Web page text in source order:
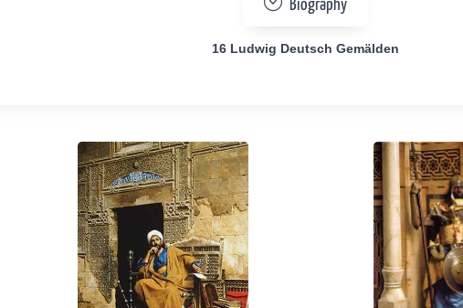
Biography
16 Ludwig Deutsch Gemälden